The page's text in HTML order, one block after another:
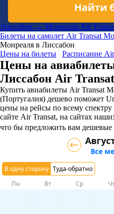
Найти
Лиссабон → Монреаль Air
Билеты на самолет Air Transat
Монреаля в Лиссабон
Цены на билеты
Расписание
Цены на
Лиссабон Air Transat
Купить авиабилеты Air Transat
(Португалия) дешево поможет
цены на рейсы по всему
сайте Air Transat, на сайтах
что бы предложить вам дешевые
В одну сторону Туда-обратно
Все
Пн Вт Ср